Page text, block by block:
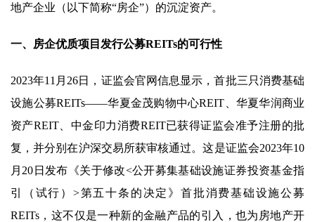
地产企业（以下简称“房企”）的沉淀资产。
一、房企优质项目发行公募REITs的可行性
2023年11月26日，证监会官网信息显示，首批三只消费基础
设施公募REITs——华夏金茂购物中心REIT、华夏华润商业
资产REIT、中金印力消费REIT已获得证监会准予注册的批
复，并分别在沪深交易所获审核通过。这是证监会2023年10
月20日发布《关于修改<公开募集基础设施证券投资基金指
引（试行）>第五十条的决定》首批消费基础设施公募
REITs，这不仅是一种新的金融产品的引入，也为房地产开